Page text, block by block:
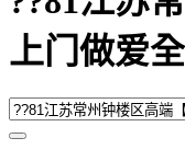
上门做爱